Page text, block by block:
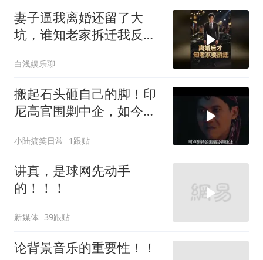
妻子逼我离婚还留了大
坑，谁知老家拆迁我反而
白浅娱乐聊
搬起石头砸自己的脚！印
尼高官围剿中企，如今烂
小陆搞笑日常 1跟贴
讲真，是球网先动手
的！！！
新媒体 39跟贴
论背景音乐的重要性！！